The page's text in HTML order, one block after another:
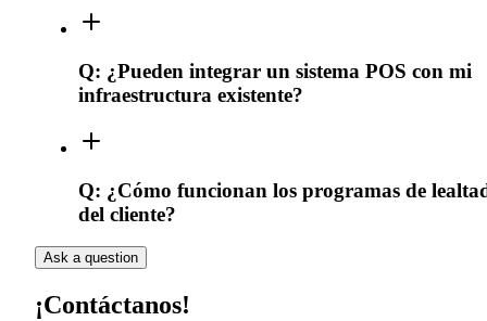
Q: ¿Pueden integrar un sistema POS con mi
infraestructura existente?
Q: ¿Cómo funcionan los programas de
del cliente?
Ask a question
¡Contáctanos!